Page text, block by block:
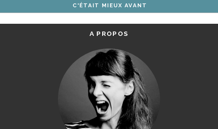
ARTICLES
C'ÉTAIT MIEUX AVANT
A PROPOS